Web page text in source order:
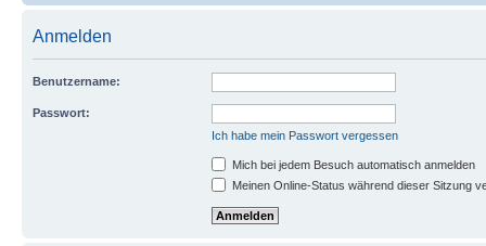
Anmelden
Benutzername:
Passwort:
Ich habe mein Passwort vergessen
Mich bei jedem Besuch automatisch anmelden
Meinen Online-Status während dieser Sitzung